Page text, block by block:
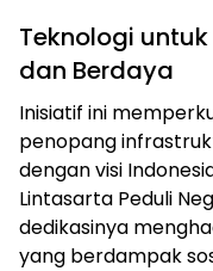
Teknologi
dan Berdaya
Inisiatif ini
penopang
dengan visi
Lintasarta Peduli
dedikasinya
yang berdampak